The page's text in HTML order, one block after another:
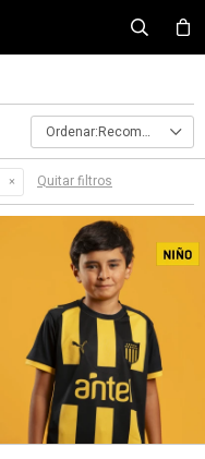
Recomendados
Quitar filtros